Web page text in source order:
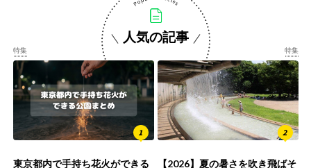
人気の記事
特集
東京都内で手持ち花火ができる
特集
【2026】夏の暑さを吹き飛ばそ